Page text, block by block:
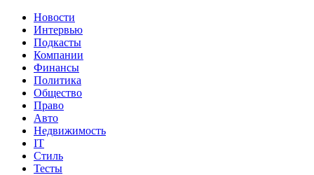
Новости
Интервью
Подкасты
Компании
Финансы
Политика
Общество
Право
Авто
Недвижимость
IT
Стиль
Тесты